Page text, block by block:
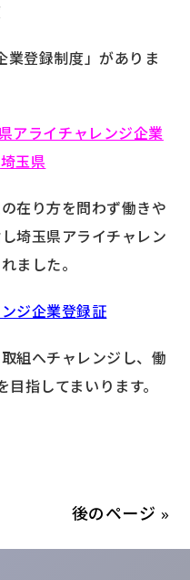
業登録制度」がありま
アライチャレンジ企業
埼玉県
在り方を問わず働きや
埼玉県アライチャレン
ました。
ジ企業登録証
組へチャレンジし、 働
指してまいります。
後のページ »